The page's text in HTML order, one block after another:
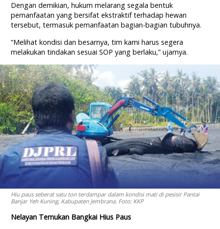
Dengan demikian, hukum melarang segala bentuk
pemanfaatan yang bersifat ekstraktif terhadap hewan
tersebut, termasuk pemanfaatan bagian-bagian tubuhnya.
“Melihat kondisi dan besarnya, tim kami harus segera
melakukan tindakan sesuai SOP yang berlaku,” ujarnya.
Hiu paus seberat satu ton terdampar dalam kondisi mati di pesisir Pantai
Banjar Yeh Kuning, Kabupaten Jembrana. Foto: KKP
Nelayan Temukan Bangkai Hius Paus